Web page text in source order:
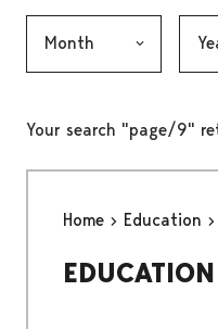
Your search "page/9"
Home Education
EDUCATION